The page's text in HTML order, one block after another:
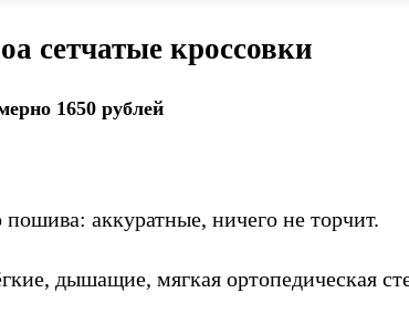
сетчатые кроссовки
1650 рублей
пошива: аккуратные, ничего не торчит.
дышащие, мягкая ортопедическая